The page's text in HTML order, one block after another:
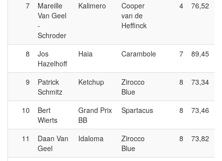
7
Mareille
Van Geel
-
Schroder
Kalimero
Cooper
van de
Heffinck
4 76,52
8
Jos
Hazelhoff
Haia Carambole 7 89,45
9
Patrick
Schmitz
Ketchup
Zirocco
Blue
8 73,34
10
Bert
Wierts
Grand Prix
BB
Spartacus 8 73,46
11
Daan Van
Geel
Idaloma
Zirocco
Blue
8 73,82